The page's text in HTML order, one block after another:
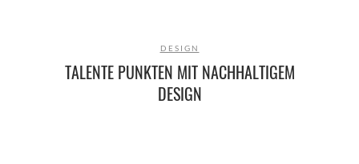
DESIGN
TALENTE PUNKTEN MIT NACHHALTIGEM
DESIGN